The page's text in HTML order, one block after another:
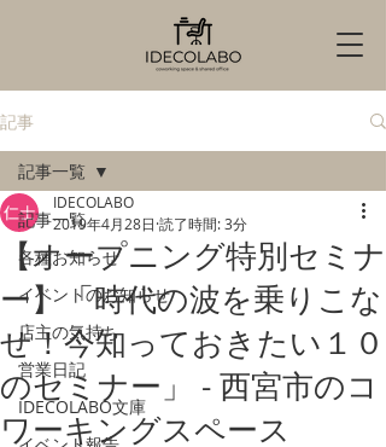
記事
記事一覧
各種お知らせ
イベントのお知らせ
店主の気持ち
営業日記
IDECOLABO文庫
記事一覧
【オープニング特別セミナ
ー】「時代の波を乗りこな
せ！今知っておきたい１０
のセミナー」 - 西宮市のコ
ワーキングスペース
IDECOLABO
2019年4月28日 読了時間: 3分